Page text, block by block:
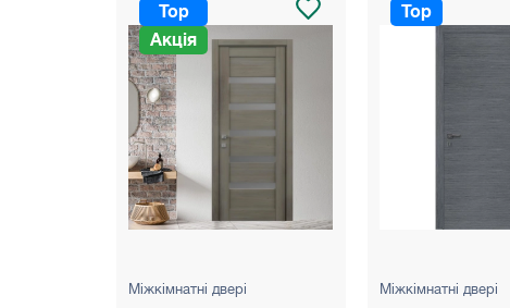
Top
Міжкімнатні двері
Top
Міжкімнатні двері